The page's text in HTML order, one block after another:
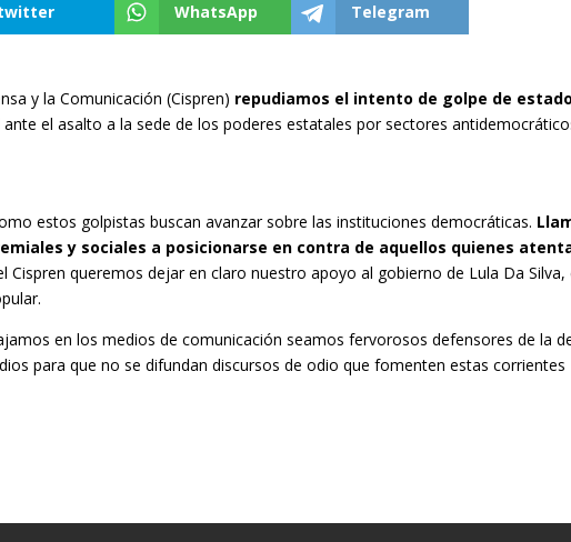
WhatsApp Telegram
y la Comunicación (Cispren) repudiamos el intento de golpe de
ante el asalto a la sede de los poderes estatales por sectores
estos golpistas buscan avanzar sobre las instituciones democráticas.
y sociales a posicionarse en contra de aquellos quienes
Cispren queremos dejar en claro nuestro apoyo al gobierno de Lula Da Silva,
en los medios de comunicación seamos fervorosos defensores de la
para que no se difundan discursos de odio que fomenten estas corrientes